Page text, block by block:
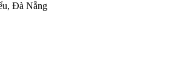
Đà Nẵng